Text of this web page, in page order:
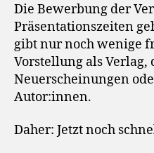
Die Bewerbung der
Präsentationszeiten
gibt nur noch wenige
Vorstellung als Verlag,
Neuerscheinungen
Autor:innen.
Daher: Jetzt noch